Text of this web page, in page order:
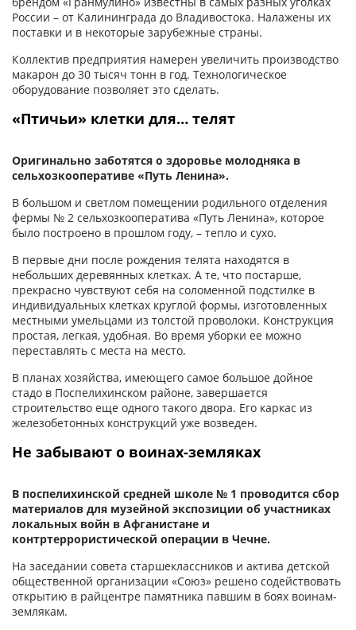
России – от Калининграда до Владивостока. Налажены их
поставки и в некоторые зарубежные страны.
Коллектив предприятия намерен увеличить производство
макарон до 30 тысяч тонн в год. Технологическое
оборудование позволяет это сделать.
«Птичьи» клетки для… телят
Оригинально заботятся о здоровье молодняка в
сельхозкооперативе «Путь Ленина».
В большом и светлом помещении родильного отделения
фермы № 2 сельхозкооператива «Путь Ленина», которое
было построено в прошлом году, – тепло и сухо.
В первые дни после рождения телята находятся в
небольших деревянных клетках. А те, что постарше,
прекрасно чувствуют себя на соломенной подстилке в
индивидуальных клетках круглой формы, изготовленных
местными умельцами из толстой проволоки. Конструкция
простая, легкая, удобная. Во время уборки ее можно
переставлять с места на место.
В планах хозяйства, имеющего самое большое дойное
стадо в Поспелихинском районе, завершается
строительство еще одного такого двора. Его каркас из
железобетонных конструкций уже возведен.
Не забывают о воинах-земляках
В поспелихинской средней школе № 1 проводится сбор
материалов для музейной экспозиции об участниках
локальных войн в Афганистане и
контртеррористической операции в Чечне.
На заседании совета старшеклассников и актива детской
общественной организации «Союз» решено содействовать
открытию в райцентре памятника павшим в боях воинам-
землякам.